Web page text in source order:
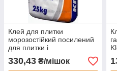
Клей для плитки
морозостійкий посилений
для плитки і
керамограніта KREISEL
MULTI 103
330,43 ₴/мішок